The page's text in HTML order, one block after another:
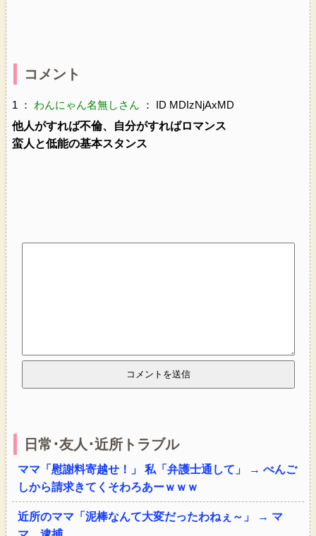
コメント
1 ： わんにゃん名無しさん ： ID MDIzNjAxMD
他人がすれば不倫、自分がすればロマンス
蛮人と低能の基本スタンス
日常･友人･近所トラブル
ママ「慰謝料寄越せ！」 私「弁護士通して」 → べんご
しから請求きてくそわろあーｗｗｗ
近所のママ「泥棒なんて大変だったわねぇ～」 → マ